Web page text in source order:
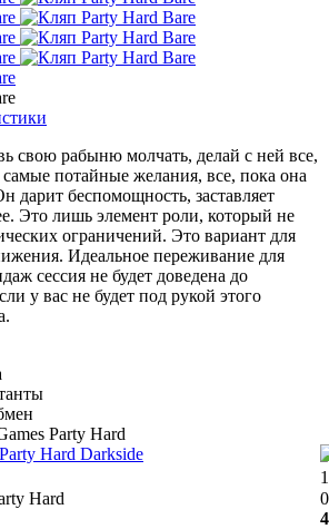
свою рабыню молчать, делай с ней все,
потайные желания, все, пока она
дарит беспомощность, заставляет
Это лишь элемент роли, который не
ограничений. Это вариант для
Идеальное переживание для
сессия не будет доведена до
у вас не будет под рукой этого
Party Hard
Hard